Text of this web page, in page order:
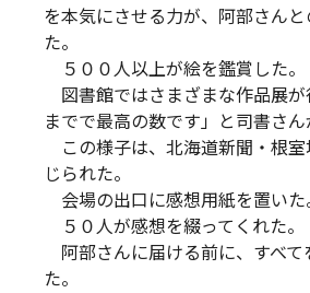
を本気にさせる力が、阿部さん
た。
５００人以上が絵を鑑賞した。
図書館ではさまざまな作品展が
までで最高の数です」と司書さん
この様子は、北海道新聞・根室
じられた。
会場の出口に感想用紙を置いた
５０人が感想を綴ってくれた。
阿部さんに届ける前に、すべて
た。